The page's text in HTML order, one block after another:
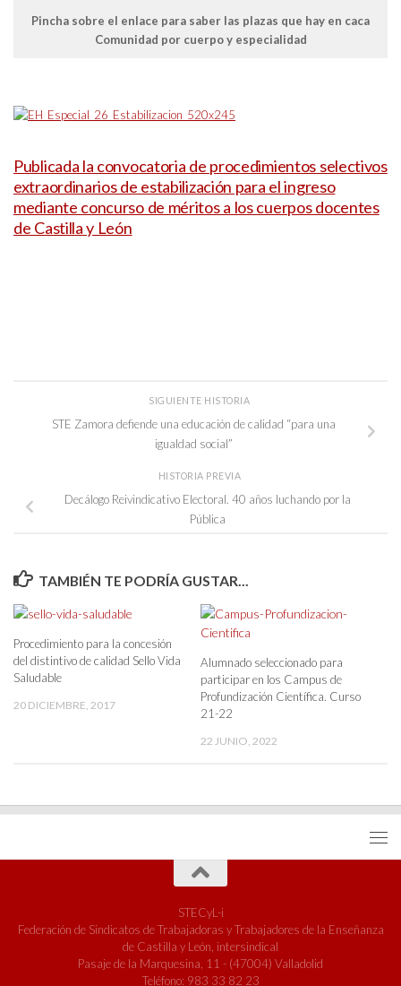
Pincha sobre el enlace para saber las plazas que hay en caca
Comunidad por cuerpo y especialidad
Publicada la convocatoria de procedimientos selectivos
extraordinarios de estabilización para el ingreso
mediante concurso de méritos a los cuerpos docentes
de Castilla y León
SIGUIENTE HISTORIA
STE Zamora defiende una educación de calidad “para una
igualdad social”
HISTORIA PREVIA
Decálogo Reivindicativo Electoral. 40 años luchando por la
Pública
TAMBIÉN TE PODRÍA GUSTAR...
Procedimiento para la concesión
del distintivo de calidad Sello Vida
Saludable
20 DICIEMBRE, 2017
Alumnado seleccionado para
participar en los Campus de
Profundización Científica. Curso
21-22
22 JUNIO, 2022
STECyL-i
Federación de Sindicatos de Trabajadoras y Trabajadores de la Enseñanza
de Castilla y León, intersindical
Pasaje de la Marquesina, 11 - (47004) Valladolid
Teléfono: 983 33 82 23